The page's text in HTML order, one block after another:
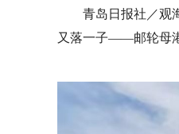
青岛日报社／观
又落一子——邮轮母